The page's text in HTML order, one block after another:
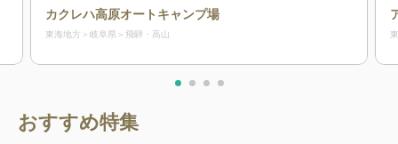
カクレハ高原オートキャンプ場
東海地方 岐阜県 飛騨・高山
おすすめ特集